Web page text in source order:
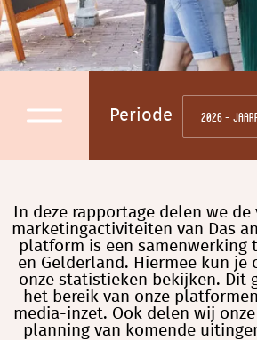
Periode
In deze rapportage delen we
marketingactiviteiten van Das
platform is een samenwerking
en Gelderland. Hiermee kun je
onze statistieken bekijken. Dit
het bereik van onze
media-inzet. Ook delen wij
planning van komende